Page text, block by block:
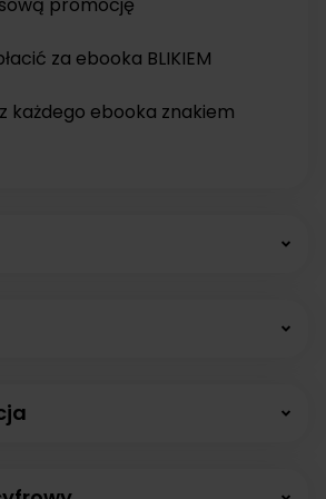
za ebooka BLIKIEM
każdego ebooka znakiem
lekcjami, nagraniami i
od zaraz.